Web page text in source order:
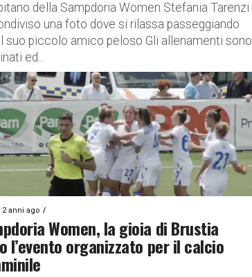
della Sampdoria Women Stefania Tarenzi
una foto dove si rilassa passeggiando
suo piccolo amico peloso Gli allenamenti sono
ed...
2 anni ago
Women, la gioia di Brustia
l’evento organizzato per il calcio